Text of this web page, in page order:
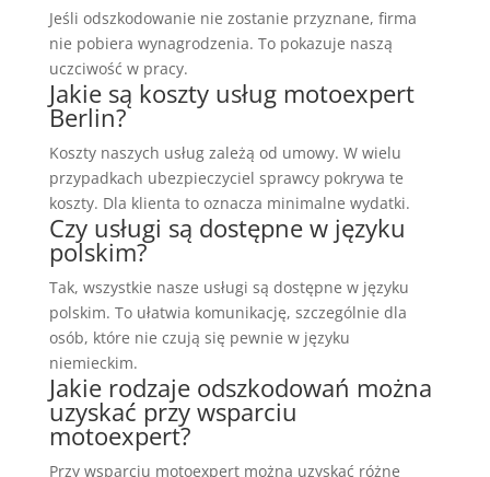
Jeśli odszkodowanie nie zostanie przyznane, firma
nie pobiera wynagrodzenia. To pokazuje naszą
uczciwość w pracy.
Jakie są koszty usług motoexpert
Berlin?
Koszty naszych usług zależą od umowy. W wielu
przypadkach ubezpieczyciel sprawcy pokrywa te
koszty. Dla klienta to oznacza minimalne wydatki.
Czy usługi są dostępne w języku
polskim?
Tak, wszystkie nasze usługi są dostępne w języku
polskim. To ułatwia komunikację, szczególnie dla
osób, które nie czują się pewnie w języku
niemieckim.
Jakie rodzaje odszkodowań można
uzyskać przy wsparciu
motoexpert?
Przy wsparciu motoexpert można uzyskać różne